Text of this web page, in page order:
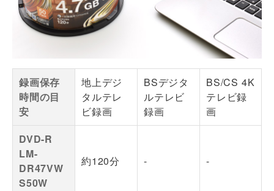
録画保存
時間の目
安
地上デジ
タルテレ
ビ録画
BSデジタ
ルテレビ
録画
BS/CS 4K
テレビ録
画
DVD-R
LM-
DR47VW
S50W
約120分 - -